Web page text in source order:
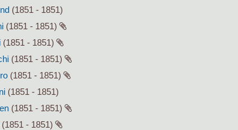
(1851 - 1851)
(1851 - 1851)
(1851 - 1851)
(1851 - 1851)
(1851 - 1851)
(1851 - 1851)
(1851 - 1851)
(1851 - 1851)